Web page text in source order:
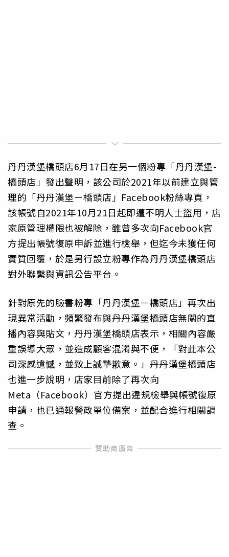
丹丹漢堡橋頭店6月17日在另一個粉專「丹丹漢堡-
橋頭店」發出聲明，該公司於2021年以前建立與管
理的「丹丹漢堡－橋頭店」Facebook粉絲專頁，
該帳號自2021年10月21日起即遭不明人士盜用，店
家原管理權限也被解除，雖曾多次向Facebook官
方提出帳號復原申訴並進行檢舉，但迄今未獲任何
實質回覆，於是另行設立粉專作為丹丹漢堡橋頭店
對外聯繫與資訊公告平台。
針對原先的臉書粉專「丹丹漢堡－橋頭店」再次出
現異常活動，頻繁發布與丹丹漢堡橋頭店無關的直
播內容與貼文，丹丹漢堡橋頭店表示，相關內容嚴
重誤導大眾，並造成顧客混淆與不便，「對此本公
司深感遺憾，並致上誠摯歉意。」丹丹漢堡橋頭店
也進一步說明，店家目前除了再次向
Meta（Facebook）官方提出違規檢舉與帳號復原
申請，也已通報警政單位備案，並配合進行相關調
查。